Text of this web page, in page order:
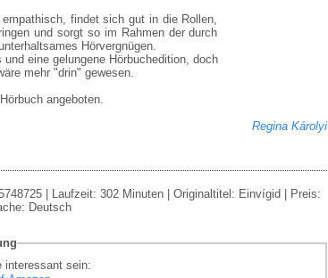
findet sich gut in die Rollen,
und sorgt so im Rahmen der durch
Hörvergnügen.
eine gelungene Hörbuchedition, doch
mehr "drin" gewesen.
angeboten.
Regina Károlyi
| Laufzeit: 302 Minuten | Originaltitel: Einvígid | Preis:
Deutsch
interessant sein: